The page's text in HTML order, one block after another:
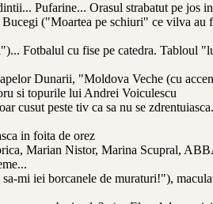
Pufarine... Orasul strabatut pe
("Moartea pe schiuri" ce vilva au
Fotbalul cu fise pe catedra. Tabloul
Dunarii, "Moldova Veche (cu
si topurile lui Andrei Voiculescu
peste tiv ca sa nu se
in foita de orez
Marian Nistor, Marina Scupral,
mi iei borcanele de muraturi!"),